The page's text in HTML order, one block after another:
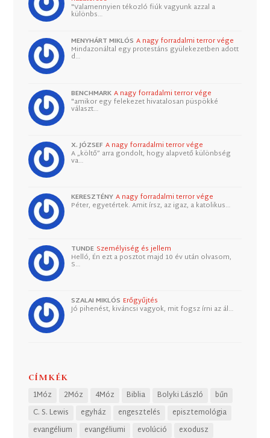
"Valamennyien tékozló fiúk vagyunk azzal a
különbs…
MENYHÁRT MIKLÓS A nagy forradalmi terror vége
Mindazonáltal egy protestáns gyülekezetben adott
d…
BENCHMARK A nagy forradalmi terror vége
"amikor egy felekezet hivatalosan püspökké
választ…
X. JÓZSEF A nagy forradalmi terror vége
A „költő” arra gondolt, hogy alapvető különbség
va…
KERESZTÉNY A nagy forradalmi terror vége
Péter, egyetértek. Amit írsz, az igaz, a katolikus…
TUNDE Személyiség és jellem
Helló, Én ezt a posztot majd 10 év után olvasom,
S…
SZALAI MIKLÓS Erőgyűjtés
Jó pihenést, kiváncsi vagyok, mit fogsz írni az ál…
CÍMKÉK
1Móz 2Móz 4Móz Biblia Bolyki László
bűn
C. S. Lewis
egyház engesztelés
episztemológia
evangélium
evangéliumi evolúció
exodusz